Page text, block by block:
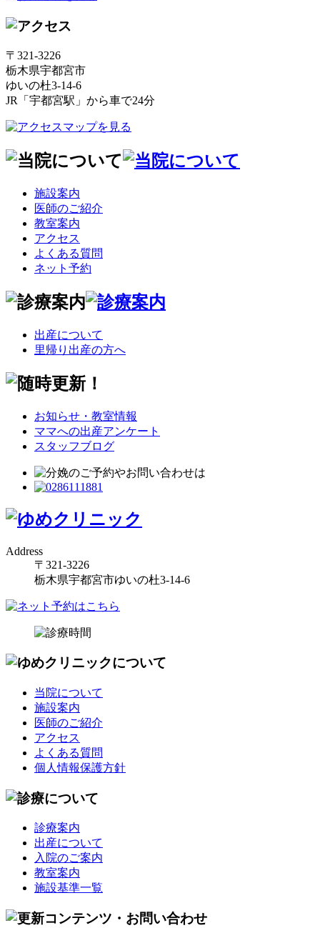
〒321-3226
栃木県宇都宮市
ゆいの杜3-14-6
JR「宇都宮駅」から車で24分
施設案内
医師のご紹介
教室案内
アクセス
よくある質問
ネット予約
出産について
里帰り出産の方へ
お知らせ・教室情報
ママへの出産アンケート
スタッフブログ
Address
〒321-3226
栃木県宇都宮市ゆいの杜3-14-6
当院について
施設案内
医師のご紹介
アクセス
よくある質問
個人情報保護方針
診療案内
出産について
入院のご案内
教室案内
施設基準一覧